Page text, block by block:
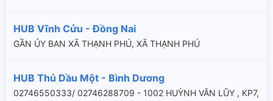
HUB Vĩnh Cửu - Đồng Nai
GẦN ỦY BAN XÃ THẠNH PHÚ, XÃ THẠNH PHÚ
HUB Thủ Dầu Một - Bình Dương
02746550333/ 02746288709 - 1002 HUỲNH VĂN LŨY , KP7,